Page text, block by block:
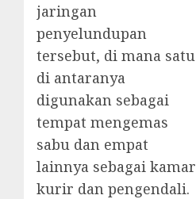
jaringan
penyelundupan
tersebut, di mana satu
di antaranya
digunakan sebagai
tempat mengemas
sabu dan empat
lainnya sebagai kamar
kurir dan pengendali.